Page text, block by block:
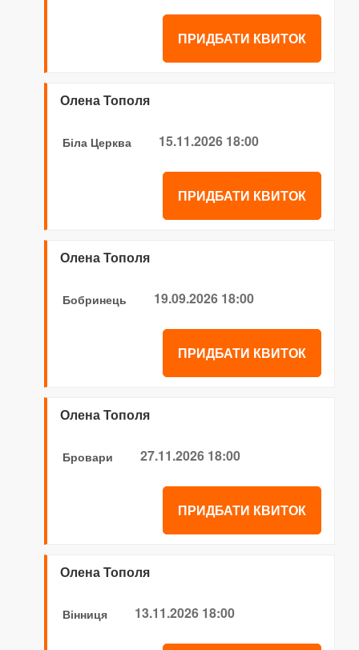
ПРИДБАТИ КВИТОК
Олена Тополя
Біла Церква 15.11.2026 18:00
ПРИДБАТИ КВИТОК
Олена Тополя
Бобринець 19.09.2026 18:00
ПРИДБАТИ КВИТОК
Олена Тополя
Бровари 27.11.2026 18:00
ПРИДБАТИ КВИТОК
Олена Тополя
Вінниця 13.11.2026 18:00